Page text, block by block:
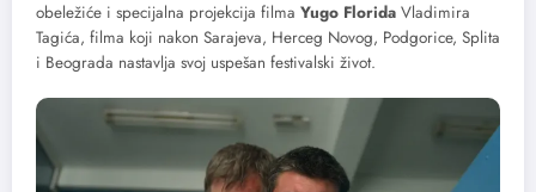
obeležiće i specijalna projekcija filma Yugo Florida Vladimira
Tagića, filma koji nakon Sarajeva, Herceg Novog, Podgorice, Splita
i Beograda nastavlja svoj uspešan festivalski život.